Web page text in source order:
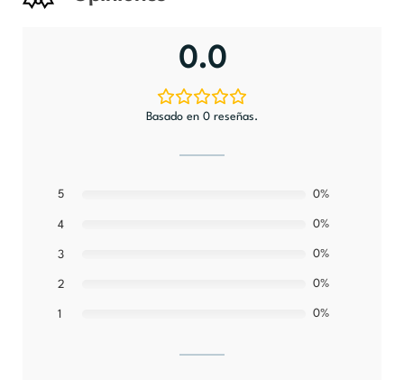
0.0
Basado en 0 reseñas.
5 0%
4 0%
3 0%
2 0%
1 0%